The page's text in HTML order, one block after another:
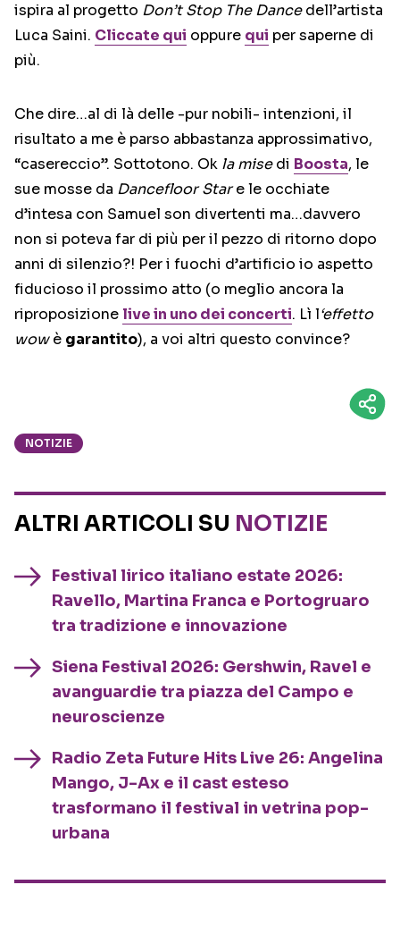
ispira al progetto Don’t Stop The Dancedell’artista
Luca Saini. Cliccate qui oppure qui per saperne di
più.
Che dire…al di là delle -pur nobili- intenzioni, il
risultato a me è parso abbastanza approssimativo,
“casereccio”. Sottotono. Ok la misedi Boosta, le
sue mosse da Dancefloor Stare le occhiate
d’intesa con Samuel son divertenti ma…davvero
non si poteva far di più per il pezzo di ritorno dopo
anni di silenzio?! Per i fuochi d’artificio io aspetto
fiducioso il prossimo atto (o meglio ancora la
riproposizione live in uno dei concerti. Lì l‘effetto
wowè garantito), a voi altri questo convince?
NOTIZIE
ALTRI ARTICOLI SU NOTIZIE
Festival lirico italiano estate 2026:
Ravello, Martina Franca e Portogruaro
tra tradizione e innovazione
Siena Festival 2026: Gershwin, Ravel e
avanguardie tra piazza del Campo e
neuroscienze
Radio Zeta Future Hits Live 26: Angelina
Mango, J-Ax e il cast esteso
trasformano il festival in vetrina pop-
urbana